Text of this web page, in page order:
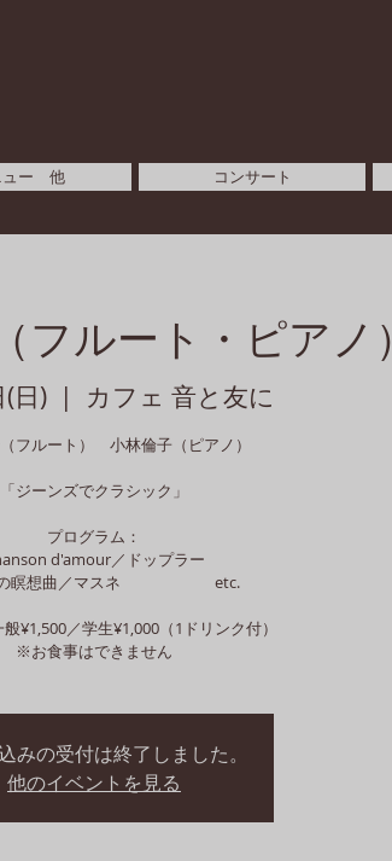
ュー 他 コンサート
フルート・ピアノ）
日)
  |
カフェ 音と友に
フルート） 小林倫子（ピアノ）
「ジーンズでクラシック」
プログラム：
d'amour／ドップラー
の瞑想曲／マスネ etc.
¥1,500／学生¥1,000（1ドリンク付）
※お食事はできません
みの受付は終了しました。
他のイベントを見る